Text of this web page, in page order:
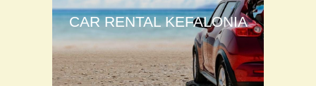
CAR RENTAL KEFALONIA